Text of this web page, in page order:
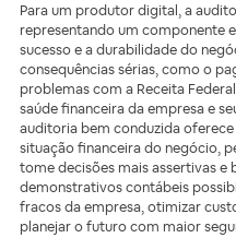
Para um produtor digital, a
representando um componente
sucesso e a durabilidade do
consequências sérias, como o
problemas com a Receita
saúde financeira da empresa e
auditoria bem conduzida
situação financeira do negócio,
tome decisões mais assertivas e
demonstrativos contábeis
fracos da empresa, otimizar
planejar o futuro com maior